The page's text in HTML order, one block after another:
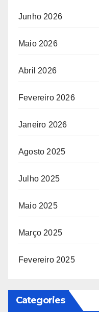
Junho 2026
Maio 2026
Abril 2026
Fevereiro 2026
Janeiro 2026
Agosto 2025
Julho 2025
Maio 2025
Março 2025
Fevereiro 2025
Categories